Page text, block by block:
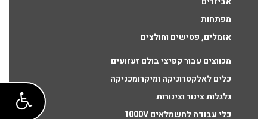
מפתחות
אזמלים, פטישים וחולצים
מכווצים עבור קפיצי בולם זעזועים
כלים לאלקטרוניקה ומיקרומכניקה
גלגלות צינור וצינורות
כלי עבודה לחשמלאים 1000V